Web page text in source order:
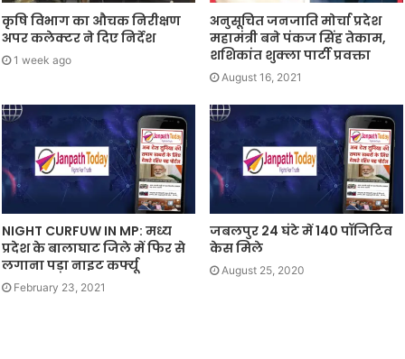
कृषि विभाग का औचक निरीक्षण
अपर कलेक्टर ने दिए निर्देश
1 week ago
अनुसूचित जनजाति मोर्चा प्रदेश
महामंत्री बने पंकज सिंह तेकाम,
शशिकांत शुक्ला पार्टी प्रवक्ता
August 16, 2021
NIGHT CURFUW IN MP: मध्य
प्रदेश के बालाघाट जिले में फिर से
लगाना पड़ा नाइट कर्फ्यू
February 23, 2021
जबलपुर 24 घंटे में 140 पॉजिटिव
केस मिले
August 25, 2020